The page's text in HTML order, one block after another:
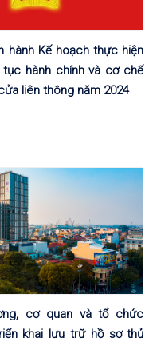
hành Kế hoạch thực hiện
hành chính và cơ chế
liên thông năm 2024
cơ quan và tổ chức
khai lưu trữ hồ sơ thủ